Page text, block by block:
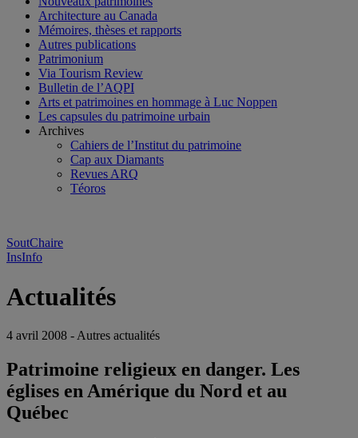
Architecture au Canada
Mémoires, thèses et rapports
Autres publications
Patrimonium
Via Tourism Review
Bulletin de l’AQPI
Arts et patrimoines en hommage à Luc Noppen
Les capsules du patrimoine urbain
Archives
Cahiers de l’Institut du patrimoine
Cap aux Diamants
Revues ARQ
Téoros
SoutChaire
InsInfo
Actualités
4 avril 2008 - Autres actualités
Patrimoine religieux en danger. Les
églises en Amérique du Nord et au
Québec